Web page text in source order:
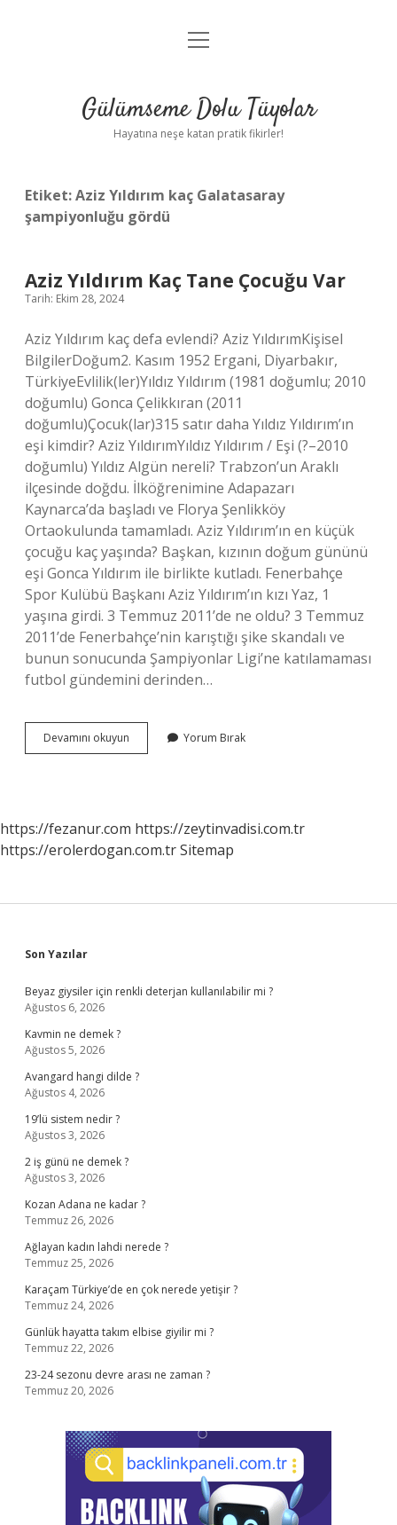
Anasayfa
Yasal Uyarı
menüyü
Gülümseme Dolu Tüyolar
Hayatına neşe katan pratik fikirler!
Etiket:Aziz Yıldırım kaç Galatasaray
şampiyonluğu gördü
Aziz Yıldırım Kaç Tane Çocuğu Var
Tarih: Ekim 28, 2024
Aziz Yıldırım kaç defa evlendi? Aziz YıldırımKişisel
BilgilerDoğum2. Kasım 1952 Ergani, Diyarbakır,
TürkiyeEvlilik(ler)Yıldız Yıldırım (1981 doğumlu; 2010
doğumlu) Gonca Çelikkıran (2011
doğumlu)Çocuk(lar)315 satır daha Yıldız Yıldırım’ın
eşi kimdir? Aziz YıldırımYıldız Yıldırım / Eşi (?–2010
doğumlu) Yıldız Algün nereli? Trabzon’un Araklı
ilçesinde doğdu. İlköğrenimine Adapazarı
Kaynarca’da başladı ve Florya Şenlikköy
Ortaokulunda tamamladı. Aziz Yıldırım’ın en küçük
çocuğu kaç yaşında? Başkan, kızının doğum gününü
eşi Gonca Yıldırım ile birlikte kutladı. Fenerbahçe
Spor Kulübü Başkanı Aziz Yıldırım’ın kızı Yaz, 1
yaşına girdi. 3 Temmuz 2011’de ne oldu? 3 Temmuz
2011’de Fenerbahçe’nin karıştığı şike skandalı ve
bunun sonucunda Şampiyonlar Ligi’ne katılamaması
futbol gündemini derinden…
Devamını okuyun
Yıldırım
Yorum Bırak
https://fezanur.com https://zeytinvadisi.com.tr
https://erolerdogan.com.trSitemap
Sidebar
Son Yazılar
Beyaz giysiler için renkli deterjan kullanılabilir mi ?
Ağustos 6, 2026
Kavmin ne demek ?
Ağustos 5, 2026
Avangard hangi dilde ?
Ağustos 4, 2026
19’lü sistem nedir ?
Ağustos 3, 2026
2 iş günü ne demek ?
Ağustos 3, 2026
Kozan Adana ne kadar ?
Temmuz 26, 2026
Ağlayan kadın lahdi nerede ?
Temmuz 25, 2026
Karaçam Türkiye’de en çok nerede yetişir ?
Temmuz 24, 2026
Günlük hayatta takım elbise giyilir mi ?
Temmuz 22, 2026
23-24 sezonu devre arası ne zaman ?
Temmuz 20, 2026